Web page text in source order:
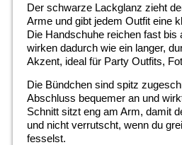
Der schwarze Lackglanz zieht
Arme und gibt jedem Outfit eine
Die Handschuhe reichen fast bis
wirken dadurch wie ein langer,
Akzent, ideal für Party Outfits,
Die Bündchen sind spitz
Abschluss bequemer an und
Schnitt sitzt eng am Arm, damit
und nicht verrutscht, wenn du
fesselst.